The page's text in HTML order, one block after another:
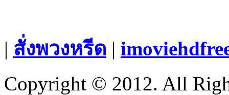
| สั่งพวงหรีด |
Copyright © 2012. All